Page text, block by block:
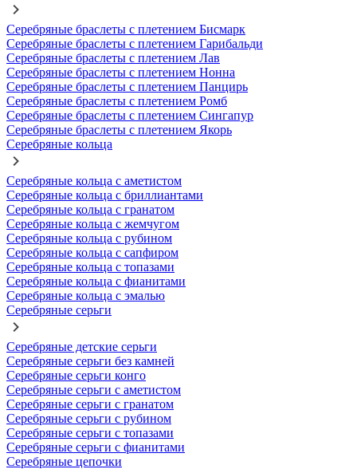
Серебряные браслеты с плетением Бисмарк
Серебряные браслеты с плетением Гарибальди
Серебряные браслеты с плетением Лав
Серебряные браслеты с плетением Нонна
Серебряные браслеты с плетением Панцирь
Серебряные браслеты с плетением Ромб
Серебряные браслеты с плетением Сингапур
Серебряные браслеты с плетением Якорь
Серебряные кольца
Серебряные кольца с аметистом
Серебряные кольца с бриллиантами
Серебряные кольца с гранатом
Серебряные кольца с жемчугом
Серебряные кольца с рубином
Серебряные кольца с сапфиром
Серебряные кольца с топазами
Серебряные кольца с фианитами
Серебряные кольца с эмалью
Серебряные серьги
Серебряные детские серьги
Серебряные серьги без камней
Серебряные серьги конго
Серебряные серьги с аметистом
Серебряные серьги с гранатом
Серебряные серьги с рубином
Серебряные серьги с топазами
Серебряные серьги с фианитами
Серебряные цепочки